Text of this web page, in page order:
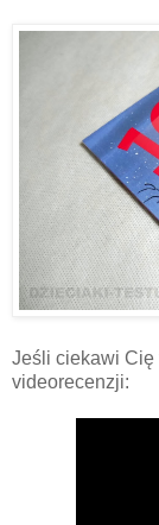
Jeśli ciekawi Cię
videorecenzji: